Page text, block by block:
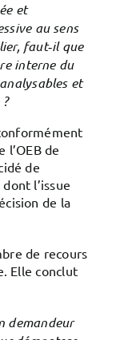
et
au sens
faut‑il que
interne du
et
l’OEB de
de
l’issue
de la
de recours
Elle conclut
demandeur